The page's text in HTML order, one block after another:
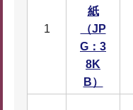
1
紙
（JP
G：3
8K
B）